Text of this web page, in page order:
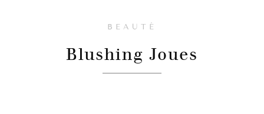
BEAUTÉ
Blushing Joues